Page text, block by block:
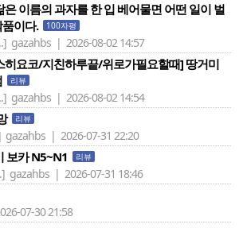
이름의 과자를 한 입 베어물면 어떤 일이 벌
이다.
100자평
gazahbs | 2026-08-02 14:57
요코/지친하루끝/위로가필요할때] 땅거미
리뷰
gazahbs | 2026-08-02 14:54
리뷰
gazahbs | 2026-07-31 22:20
보카 N5~N1 리뷰
gazahbs | 2026-07-31 18:46
07-30 21:58